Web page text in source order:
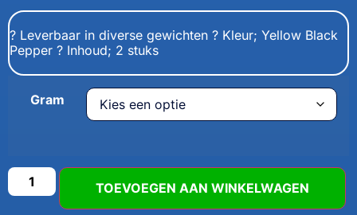
? Leverbaar in diverse gewichten ? Kleur; Yellow Black
Pepper ? Inhoud; 2 stuks
Gram
TOEVOEGEN AAN WINKELWAGEN